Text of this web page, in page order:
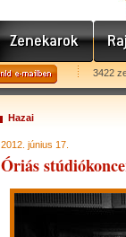
3422
Hazai
2012. június 17.
Óriás